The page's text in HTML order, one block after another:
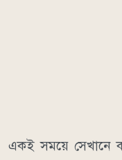
একই সময়ে সেখানে